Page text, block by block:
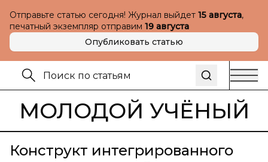
Отправьте статью сегодня! Журнал выйдет 15 августа,
печатный экземпляр отправим 19 августа
Опубликовать статью
МОЛОДОЙ УЧЁНЫЙ
Конструкт интегрированного